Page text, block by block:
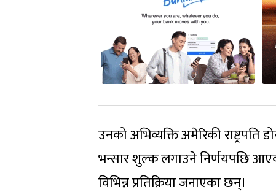
उनको अभिव्यक्ति अमेरिकी राष्ट्रपति
भन्सार शुल्क लगाउने निर्णयपछि
विभिन्न प्रतिक्रिया जनाएका छन्।